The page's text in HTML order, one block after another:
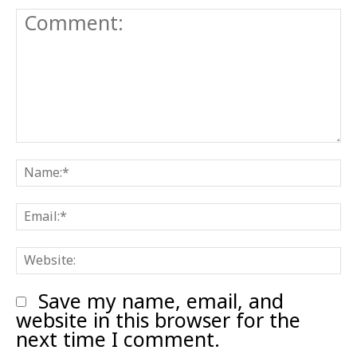
Comment:
Save my name, email, and
website in this browser for the
next time I comment.